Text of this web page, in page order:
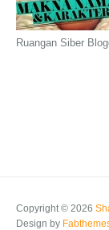
Ruangan Siber
Copyright © 2026
Design by